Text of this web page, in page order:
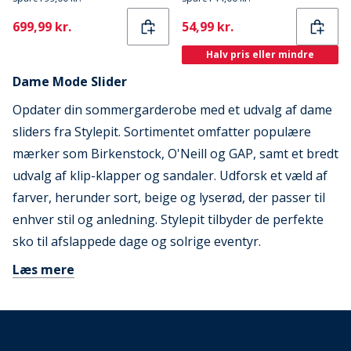
Current
699,99 kr. Current
54,99 kr.
Halv pris eller mindre
Dame Mode Slider
Opdater din sommergarderobe med et udvalg af dame
sliders fra Stylepit. Sortimentet omfatter populære
mærker som Birkenstock, O'Neill og GAP, samt et bredt
udvalg af klip-klapper og sandaler. Udforsk et væld af
farver, herunder sort, beige og lyserød, der passer til
enhver stil og anledning. Stylepit tilbyder de perfekte
sko til afslappede dage og solrige eventyr.
Læs mere